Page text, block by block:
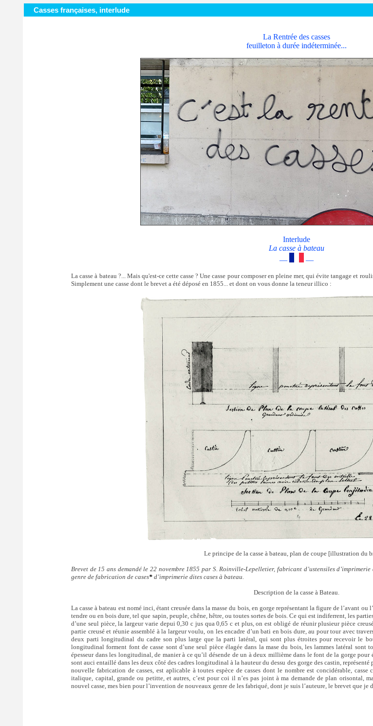
Casses françaises, interlude
La Rentrée des casses
feuilleton à durée indéterminée...
Interlude
La casse à bateau
—
—
La casse à bateau ?... Mais qu'est-ce cette casse ? Une casse pour composer en pleine mer, qui évite tangage et
Simplement une casse dont le brevet a été déposé en 1855... et dont on vous donne la teneur illico :
Le principe de la casse à bateau, plan de coupe [illustration du
Brevet de 15 ans demandé le 22 novembre 1855 par S. Roinville-Lepelletier, fabricant d’ustensiles
genre de fabrication de cases* d’imprimerie dites cases à bateau.
Description de la casse à Bateau.
La casse à bateau est nomé inci, étant creusée dans la masse du bois, en gorge représentant la figure de l’avant ou
tendre ou en bois dure, tel que sapin, peuple, chêne, hêtre, ou toutes sortes de bois. Ce qui est indiferrent, les
d’une seul pièce, la largeur varie depui 0,30 c jus qua 0,65 c et plus, on est obligé de réunir plusieur pièce
partie creusé et réunie assemblé à la largeur voulu, on les encadre d’un bati en bois dure, au pour tour avec
deux parti longitudinal du cadre son plus large que la parti latéral, qui sont plus étroites pour recevoir le
longitudinal forment font de casse sont d’une seul pièce élagée dans la mase du bois, les lammes latéral sont
épesseur dans les longitudinal, de manier à ce qu’il désende de un à deux millième dans le font de la gorge pour
sont auci entaillé dans les deux côté des cadres longitudinal à la hauteur du dessu des gorge des castin,
nouvelle fabrication de casses, est aplicable à toutes espèce de casses dont le nombre est concidérable, casse
italique, capital, grande ou petitte, et autres, c’est pour coi il n’es pas joint à ma demande de plan orisontal,
nouvel casse, mes bien pour l’invention de nouveaux genre de les fabriqué, dont je suis l’auteure, le brevet que je